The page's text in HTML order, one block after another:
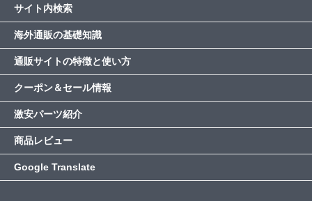
サイト内検索
海外通販の基礎知識
通販サイトの特徴と使い方
クーポン＆セール情報
激安パーツ紹介
商品レビュー
Google Translate